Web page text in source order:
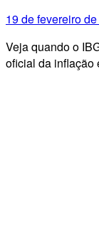
19 de fevereiro
Veja quando o
oficial da